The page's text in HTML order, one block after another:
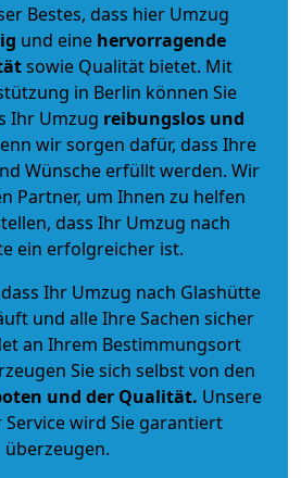
Bestes, dass hier Umzug
und eine hervorragende
sowie Qualität bietet. Mit
in Berlin können Sie
Ihr Umzug reibungslos und
wir sorgen dafür, dass Ihre
Wünsche erfüllt werden. Wir
Partner, um Ihnen zu helfen
dass Ihr Umzug nach
ein erfolgreicher ist.
Ihr Umzug nach Glashütte
und alle Ihre Sachen sicher
an Ihrem Bestimmungsort
Sie sich selbst von den
und der Qualität. Unsere
wird Sie garantiert
überzeugen.